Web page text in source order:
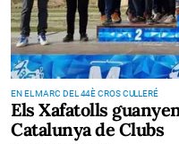
EN EL MARC DEL 44È CROS CULLERÉ
Els Xafatolls
Catalunya de Clubs